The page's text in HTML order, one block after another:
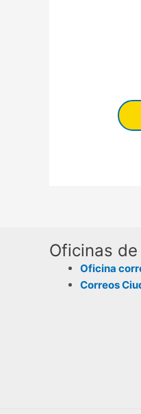
Oficinas
Oficina
Correos